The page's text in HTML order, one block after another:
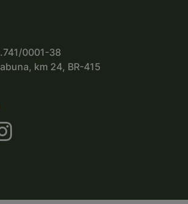
0001-38
km 24, BR-415